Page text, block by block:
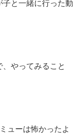
と一緒に行った動
やってみること
ューは怖かったよ